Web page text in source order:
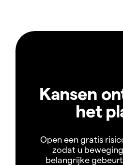
Kansen
het
Open een gratis
zodat u
belangrijke